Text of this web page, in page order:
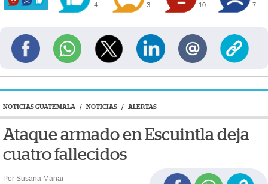
4 3 10 7
NOTICIAS GUATEMALA / NOTICIAS / ALERTAS
Ataque armado en Escuintla deja
cuatro fallecidos
Por Susana Manai